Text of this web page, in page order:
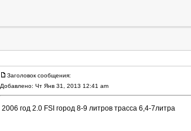
Заголовок сообщения:
Добавлено: Чт Янв 31, 2013 12:41 am
2006 год 2.0 FSI город 8-9 литров трасса 6,4-7литра